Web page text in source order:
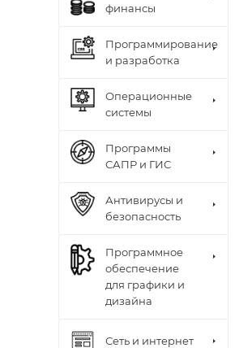
финансы
Программирование
и разработка
Операционные
системы
Программы
САПР и ГИС
Антивирусы и
безопасность
Программное
обеспечение
для графики и
дизайна
Сеть и интернет